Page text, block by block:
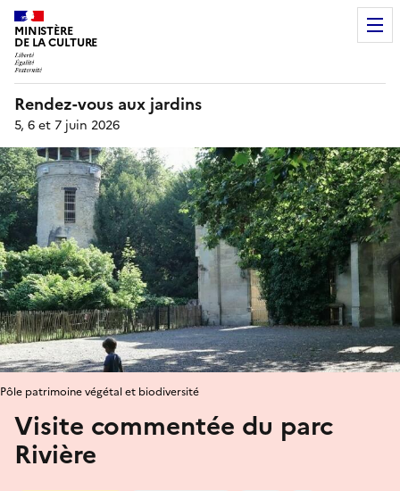
MINISTÈRE
DE LA CULTURE
Rendez-vous aux jardins
5, 6 et 7 juin 2026
Visite commentée du parc
Rivière
Pôle patrimoine végétal et biodiversité